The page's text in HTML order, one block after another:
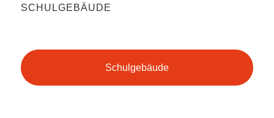
SCHULGEBÄUDE
Schulgebäude